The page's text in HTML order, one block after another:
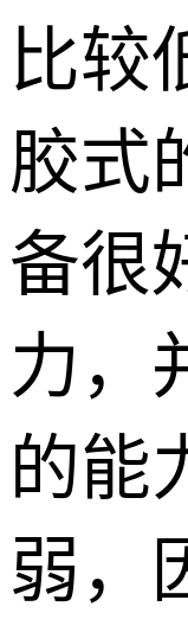
比较
胶式
备很
力，
的能
弱，